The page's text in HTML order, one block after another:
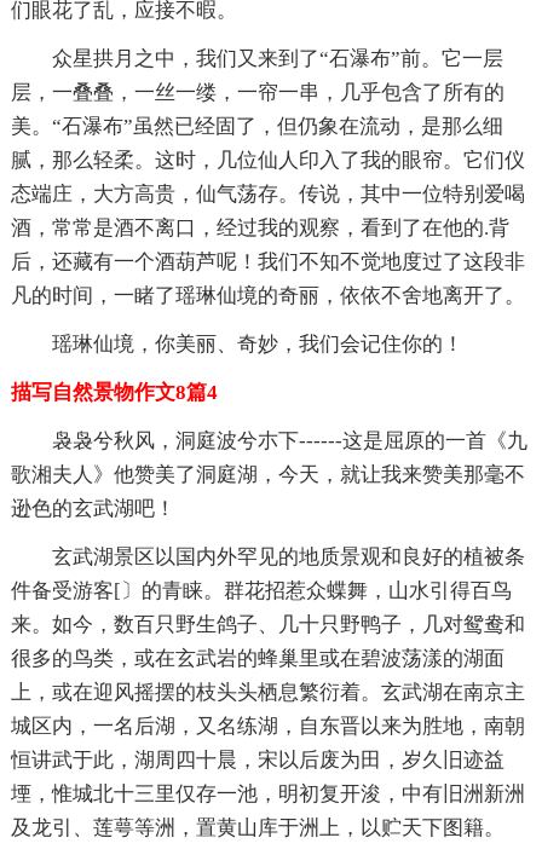
们眼花了乱，应接不暇。
众星拱月之中，我们又来到了“石瀑布”前。它一层
层，一叠叠，一丝一缕，一帘一串，几乎包含了所有的
美。“石瀑布”虽然已经固了，但仍象在流动，是那么细
腻，那么轻柔。这时，几位仙人印入了我的眼帘。它们仪
态端庄，大方高贵，仙气荡存。传说，其中一位特别爱喝
酒，常常是酒不离口，经过我的观察，看到了在他的.背
后，还藏有一个酒葫芦呢！我们不知不觉地度过了这段非
凡的时间，一睹了瑶琳仙境的奇丽，依依不舍地离开了。
瑶琳仙境，你美丽、奇妙，我们会记住你的！
描写自然景物作文8篇4
袅袅兮秋风，洞庭波兮朩下------这是屈原的一首《九
歌湘夫人》他赞美了洞庭湖，今天，就让我来赞美那毫不
逊色的玄武湖吧！
玄武湖景区以国内外罕见的地质景观和良好的植被条
件备受游客[〕的青睐。群花招惹众蝶舞，山水引得百鸟
来。如今，数百只野生鸽子、几十只野鸭子，几对鸳鸯和
很多的鸟类，或在玄武岩的蜂巢里或在碧波荡漾的湖面
上，或在迎风摇摆的枝头头栖息繁衍着。玄武湖在南京主
城区内，一名后湖，又名练湖，自东晋以来为胜地，南朝
恒讲武于此，湖周四十晨，宋以后废为田，岁久旧迹益
堙，惟城北十三里仅存一池，明初复开浚，中有旧洲新洲
及龙引、莲萼等洲，置黄山库于洲上，以贮天下图籍。